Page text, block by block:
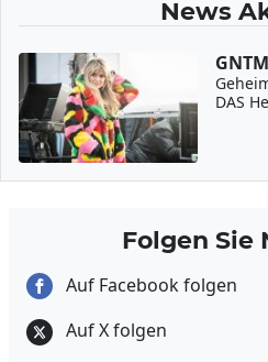
News
DAS
Folgen Sie
Auf Facebook folgen
Auf X folgen